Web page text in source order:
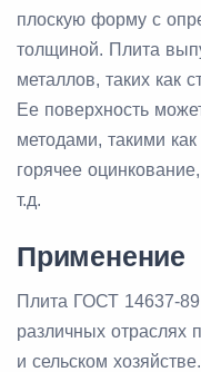
плоскую форму с
толщиной. Плита
металлов, таких как
Ее поверхность
методами, такими
горячее
т.д.
Применение
Плита ГОСТ 14637-
различных отраслях
и сельском